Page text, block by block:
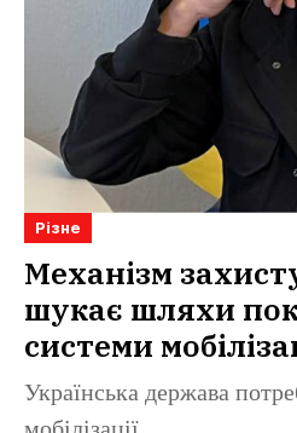
Різне
Механізм
шукає шляхи
системи
Українська держава